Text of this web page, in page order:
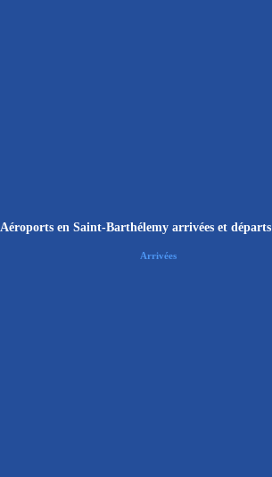
Aéroports en Saint-Barthélemy arrivées et départs
Arrivées